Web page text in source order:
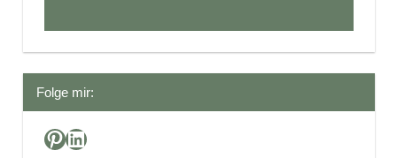
Folge mir:
Pinterest
LinkedIn